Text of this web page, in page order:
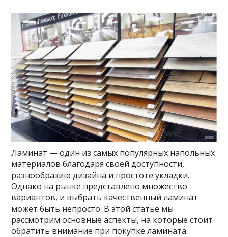
Ламинат — один из самых популярных напольных
материалов благодаря своей доступности,
разнообразию дизайна и простоте укладки.
Однако на рынке представлено множество
вариантов, и выбрать качественный ламинат
может быть непросто. В этой статье мы
рассмотрим основные аспекты, на которые стоит
обратить внимание при покупке ламината.